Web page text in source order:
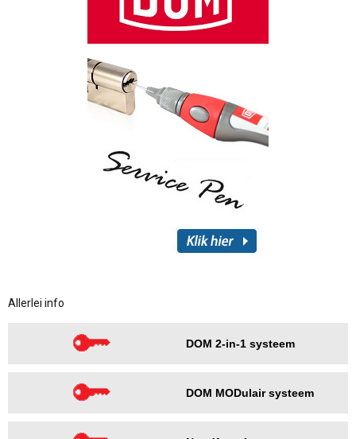
Allerlei info
DOM 2-in-1 systeem
DOM MODulair systeem